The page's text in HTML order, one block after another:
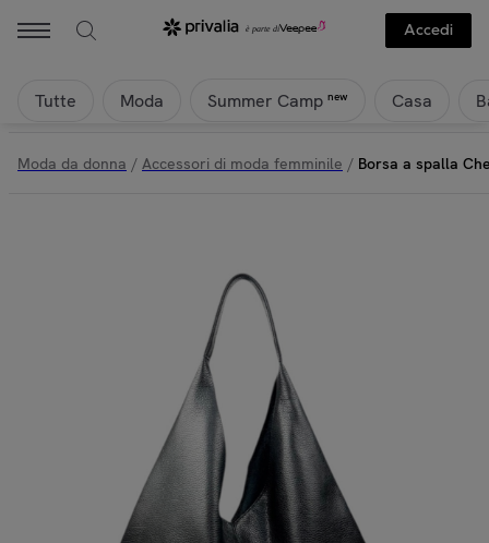
Accedi
Tutte Moda Summer Camp new Casa
Moda da donna / Accessori di moda femminile / Borsa a spalla